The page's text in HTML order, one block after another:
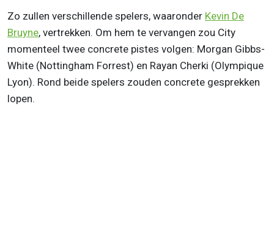
Zo zullen verschillende spelers, waaronder Kevin De
Bruyne, vertrekken. Om hem te vervangen zou City
momenteel twee concrete pistes volgen: Morgan Gibbs-
White (Nottingham Forrest) en Rayan Cherki (Olympique
Lyon). Rond beide spelers zouden concrete gesprekken
lopen.